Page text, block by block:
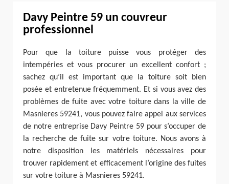
Davy Peintre 59 un couvreur
professionnel
Pour que la toiture puisse vous protéger des
intempéries et vous procurer un excellent confort ;
sachez qu’il est important que la toiture soit bien
posée et entretenue fréquemment. Et si vous avez des
problèmes de fuite avec votre toiture dans la ville de
Masnieres 59241, vous pouvez faire appel aux services
de notre entreprise Davy Peintre 59 pour s’occuper de
la recherche de fuite sur votre toiture. Nous avons à
notre disposition les matériels nécessaires pour
trouver rapidement et efficacement l’origine des fuites
sur votre toiture à Masnieres 59241.